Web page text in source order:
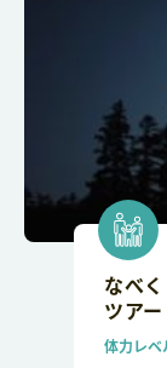
なべ
ツアー
体力レベ